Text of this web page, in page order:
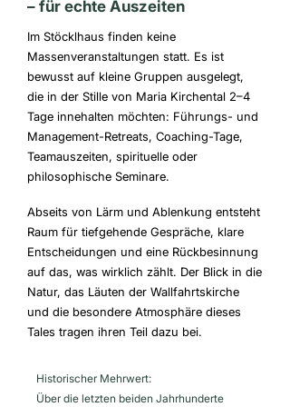
– für echte Auszeiten
Im Stöcklhaus finden keine
Massenveranstaltungen statt. Es ist
bewusst auf kleine Gruppen ausgelegt,
die in der Stille von Maria Kirchental 2–4
Tage innehalten möchten: Führungs- und
Management-Retreats, Coaching-Tage,
Teamauszeiten, spirituelle oder
philosophische Seminare.
Abseits von Lärm und Ablenkung entsteht
Raum für tiefgehende Gespräche, klare
Entscheidungen und eine Rückbesinnung
auf das, was wirklich zählt. Der Blick in die
Natur, das Läuten der Wallfahrtskirche
und die besondere Atmosphäre dieses
Tales tragen ihren Teil dazu bei.
Historischer Mehrwert:
Über die letzten beiden Jahrhunderte